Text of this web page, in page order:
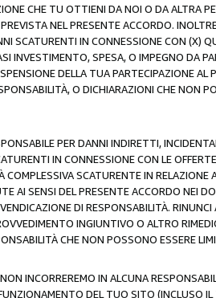
CHE TU OTTIENI DA NOI O DA ALTRA
NEL PRESENTE ACCORDO.
SCATURENTI IN CONNESSIONE CON (X)
INVESTIMENTO, SPESA, O IMPEGNO DA
DELLA TUA PARTECIPAZIONE AL
O DICHIARAZIONI CHE NON
PER DANNI INDIRETTI,
IN CONNESSIONE CON LE
SCATURENTE IN RELAZIONE
AI SENSI DEL PRESENTE ACCORDO NEI
DI RESPONSABILITÀ.
INGIUNTIVO O ALTRO
CHE NON POSSONO ESSERE
INCORREREMO IN ALCUNA
DEL TUO SITO (INCLUSO